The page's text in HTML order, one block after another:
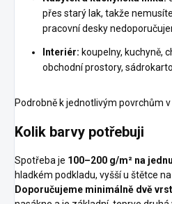
přes starý lak, takže
pracovní desky
Interiér: koupelny, kuchyně,
obchodní prostory,
Podrobně k jednotlivým povrchům
Kolik barvy potřebuji
Spotřeba je 100–200 g/m² na
hladkém podkladu, vyšší u štětce
Doporučujeme minimálně dvě